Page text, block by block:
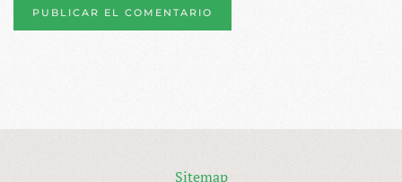
PUBLICAR EL COMENTARIO
Sitemap